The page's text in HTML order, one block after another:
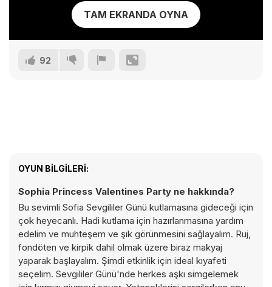
TAM EKRANDA OYNA
92
OYUN BILGILERI:
Sophia Princess Valentines Party ne hakkında?
Bu sevimli Sofia Sevgililer Günü kutlamasına gideceği için
çok heyecanlı. Hadi kutlama için hazırlanmasına yardım
edelim ve muhteşem ve şık görünmesini sağlayalım. Ruj,
fondöten ve kirpik dahil olmak üzere biraz makyaj
yaparak başlayalım. Şimdi etkinlik için ideal kıyafeti
seçelim. Sevgililer Günü'nde herkes aşkı simgelemek